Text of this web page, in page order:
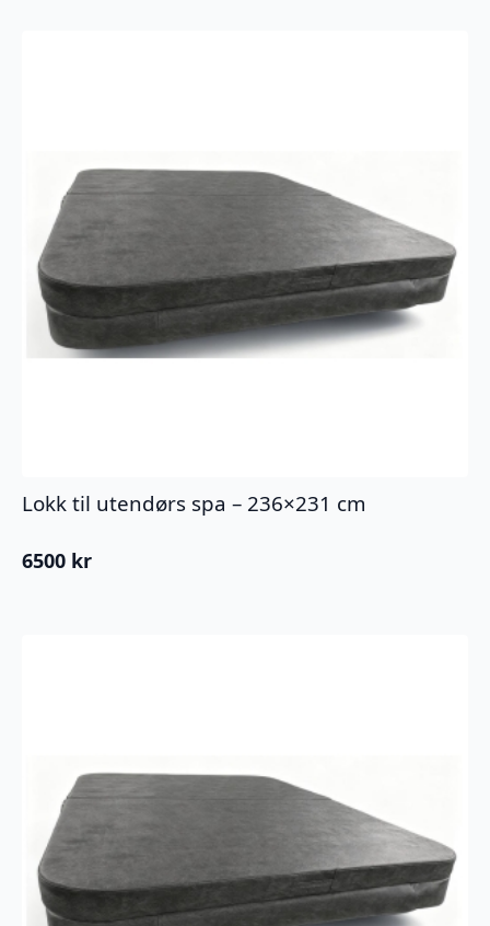
Lokk til utendørs spa – 236×231 cm
6500 kr